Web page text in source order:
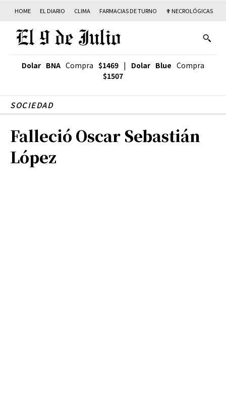
HOME EL DIARIO CLIMA FARMACIAS DE TURNO ✟ NECROLÓGICAS
Dolar BNA Compra $1469 | Dolar Blue Compra
$1507
SOCIEDAD
Falleció Oscar Sebastián
López